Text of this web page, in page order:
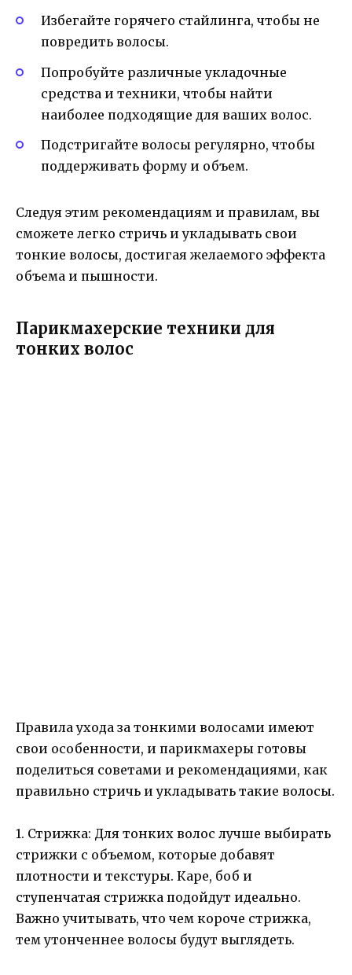
Избегайте горячего стайлинга, чтобы не
повредить волосы.
Попробуйте различные укладочные
средства и техники, чтобы найти
наиболее подходящие для ваших волос.
Подстригайте волосы регулярно, чтобы
поддерживать форму и объем.
Следуя этим рекомендациям и правилам, вы
сможете легко стричь и укладывать свои
тонкие волосы, достигая желаемого эффекта
объема и пышности.
Парикмахерские техники для
тонких волос
Правила ухода за тонкими волосами имеют
свои особенности, и парикмахеры готовы
поделиться советами и рекомендациями, как
правильно стричь и укладывать такие волосы.
1. Стрижка: Для тонких волос лучше выбирать
стрижки с объемом, которые добавят
плотности и текстуры. Каре, боб и
ступенчатая стрижка подойдут идеально.
Важно учитывать, что чем короче стрижка,
тем утонченнее волосы будут выглядеть.